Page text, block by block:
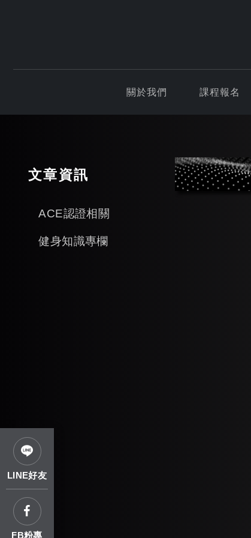
關於我們 課程報名
文章資訊
ACE認證相關
健身知識專欄
LINE好友
FB粉專